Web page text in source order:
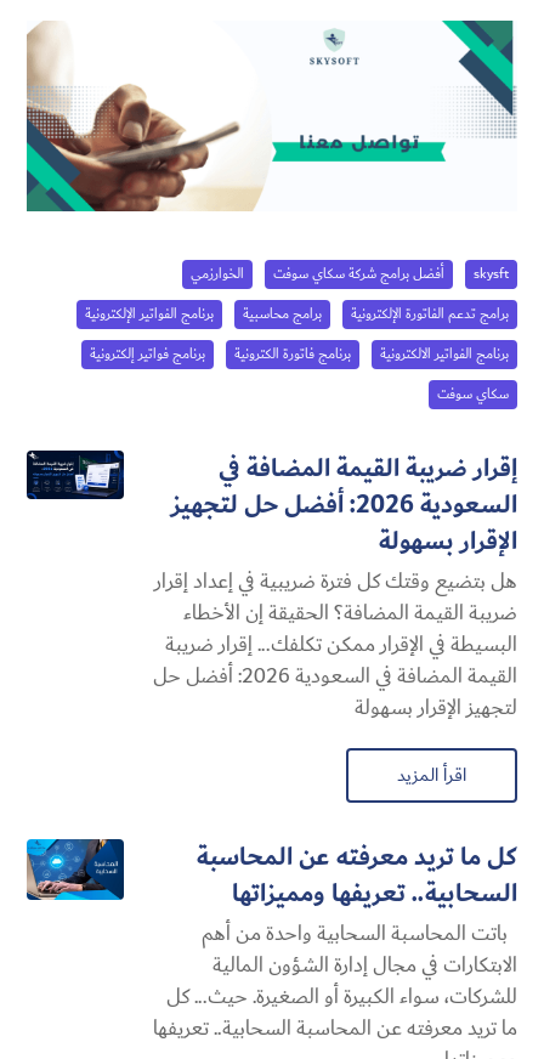
skysft أفضل برامج شركة سكاي سوفت
الخوارزمي
برامج تدعم الفاتورة الإلكترونية
برامج محاسبية
برنامج الفواتير الإلكترونية
برنامج الفواتير الالكترونية
برنامج فاتورة الكترونية
برنامج فواتير إلكترونية
سكاي سوفت
إقرار ضريبة القيمة المضافة في
السعودية 2026: أفضل حل لتجهيز
الإقرار بسهولة
هل بتضيع وقتك كل فترة ضريبية في إعداد إقرار
ضريبة القيمة المضافة؟ الحقيقة إن الأخطاء
البسيطة في الإقرار ممكن تكلفك... إقرار ضريبة
القيمة المضافة في السعودية 2026: أفضل حل
لتجهيز الإقرار بسهولة
اقرأ المزيد
كل ما تريد معرفته عن المحاسبة
السحابية​.. تعريفها ومميزاتها
باتت المحاسبة السحابية​ واحدة من أهم
الابتكارات في مجال إدارة الشؤون المالية
للشركات، سواء الكبيرة أو الصغيرة. حيث... كل
ما تريد معرفته عن المحاسبة السحابية​.. تعريفها